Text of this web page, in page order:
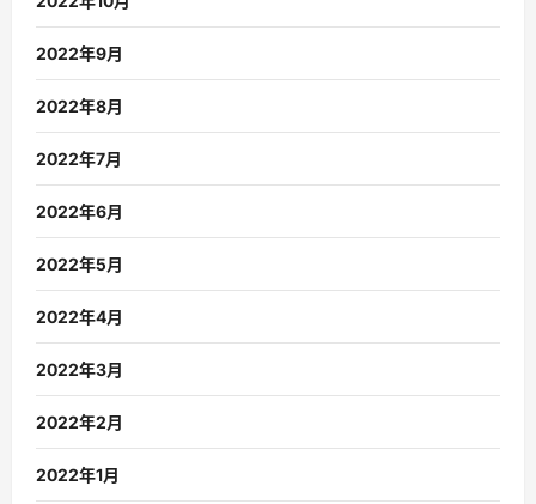
2022年9月
2022年8月
2022年7月
2022年6月
2022年5月
2022年4月
2022年3月
2022年2月
2022年1月